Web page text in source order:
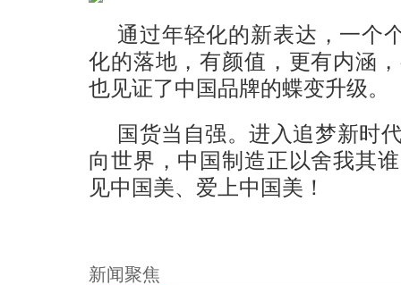
通过年轻化的新表达，一个
化的落地，有颜值，更有内涵
也见证了中国品牌的蝶变升级。
国货当自强。进入追梦新时
向世界，中国制造正以舍我其
见中国美、爱上中国美！
新闻聚焦